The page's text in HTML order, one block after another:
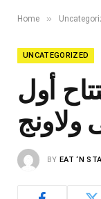
Home »
UNCATEGORIZED
أول
BY EAT ‘N